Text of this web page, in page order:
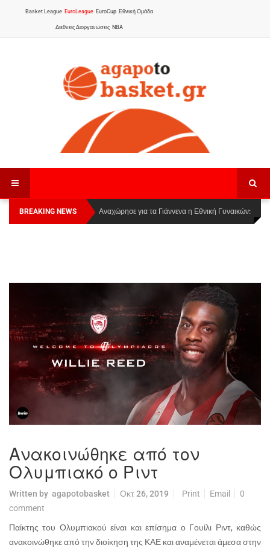
Basket League EuroLeague EuroCup Εθνική Ομάδα
Διεθνείς Διοργανώσεις NBA
BREAKING NEWS
Οι Πάνθηρες Καβάλας στην Women Basketball
League 1
Αναχώρησε για τα Γιάννενα η Εθνική Γυναικών
Ανακοινώθηκε από τον
Ολυμπιακό ο Ριντ
Written by agapotobasket Οκτ 26, 2019 Print Email
0
comment
Παίκτης του Ολυμπιακού είναι και επίσημα ο Γουίλι Ριντ, καθώς
ανακοινώθηκε από την διοίκηση της ΚΑΕ και αναμένεται άμεσα στην